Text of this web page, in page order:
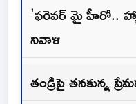
'ఫరెవర్ మై హీరో..
నివాళి
తండ్రిపై తనకున్న